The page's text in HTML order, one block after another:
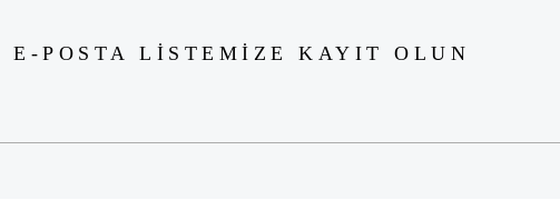
E-POSTA LİSTEMİZE KAYIT OLUN